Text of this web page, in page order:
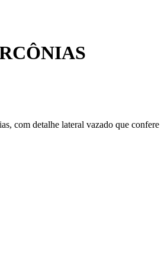
com detalhe lateral vazado que